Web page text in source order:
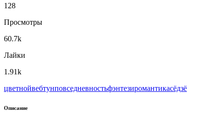
128
Просмотры
60.7k
Лайки
1.91k
цветнойвeбтунповседневностьфэнтезиромантикасёдзё
Описание